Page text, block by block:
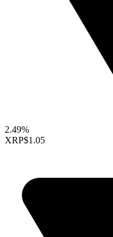
2.49%
XRP$1.05